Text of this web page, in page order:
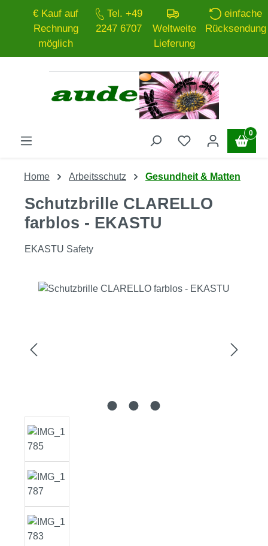
Zum Hauptinhalt springen
€ Kauf auf
Rechnung
möglich
Tel. +49
2247 6707
Weltweite
Lieferung
einfache
Rücksendung
0
Home Arbeitsschutz Gesundheit & Matten
Schutzbrille CLARELLO
farblos - EKASTU
EKASTU Safety
Bildergalerie überspringen